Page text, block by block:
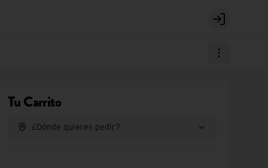
Login
Tu Carrito
¿Dónde quieres pedir?